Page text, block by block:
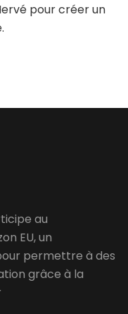
pour créer un
au
EU, un
permettre à des
grâce à la